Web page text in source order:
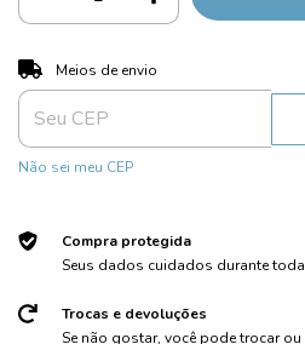
Entregas para o CEP:
Meios de envio
Não sei meu CEP
Compra protegida
Seus dados cuidados durante
Trocas e devoluções
Se não gostar, você pode trocar ou